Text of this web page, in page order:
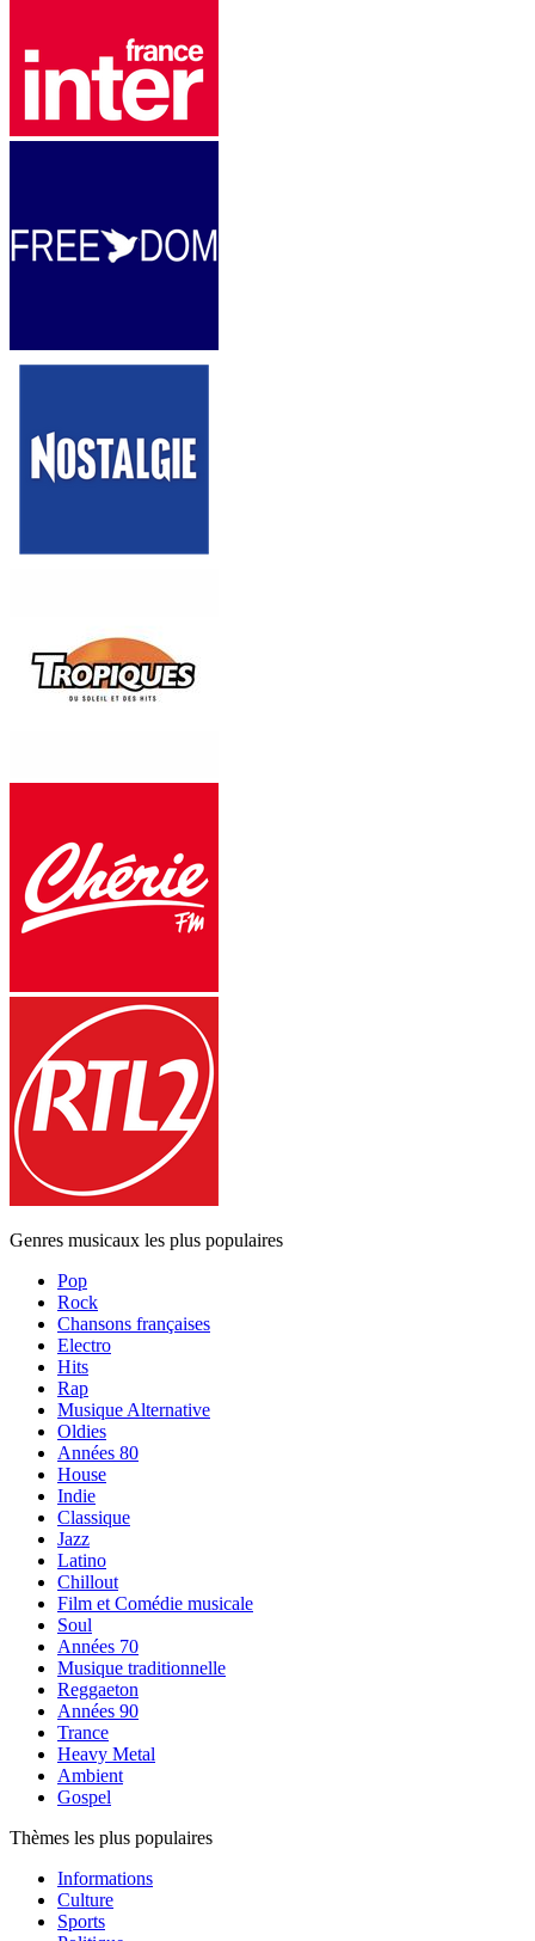
Genres musicaux les plus populaires
Pop
Rock
Chansons françaises
Electro
Hits
Rap
Musique Alternative
Oldies
Années 80
House
Indie
Classique
Jazz
Latino
Chillout
Film et Comédie musicale
Soul
Années 70
Musique traditionnelle
Reggaeton
Années 90
Trance
Heavy Metal
Ambient
Gospel
Thèmes les plus populaires
Informations
Culture
Sports